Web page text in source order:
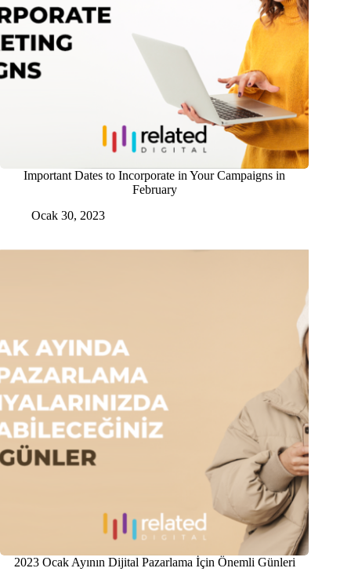
Important Dates to Incorporate in Your Campaigns in
February
Ocak 30, 2023
2023 Ocak Ayının Dijital Pazarlama İçin Önemli Günleri